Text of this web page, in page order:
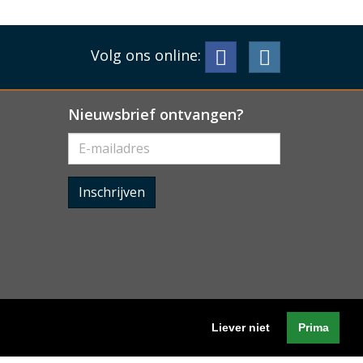
Liever niet Prima
Volg ons online:
Nieuwsbrief ontvangen?
Inschrijven
Privacyverklaring